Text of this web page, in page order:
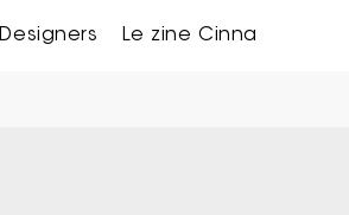
Designers Le zine Cinna